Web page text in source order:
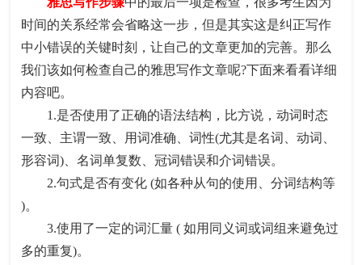
时间的关系经常会省略这一步，但是其实这是纠正写作
中小错误的关键时刻，让自己的文章更加的完善。那么
我们该如何检查自己的雅思写作文章呢?下面来看看详细
内容吧。
1.是否使用了正确的语法结构，比方说，动词时态
一致、主谓一致、用词准确、词性(尤其是名词、动词、
形容词)、名词单复数、冠词错误和介词错误。
2.句式是否有变化 (如各种从句的使用、分词结构等
)。
3.使用了一定的词汇量 ( 如用同义词或词组来避免过
多的重复)。